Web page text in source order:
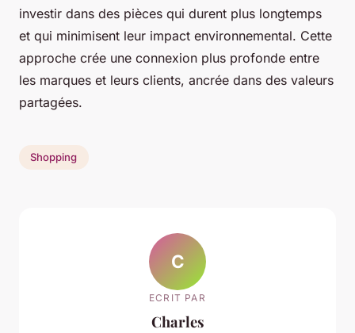
investir dans des pièces qui durent plus longtemps
et qui minimisent leur impact environnemental. Cette
approche crée une connexion plus profonde entre
les marques et leurs clients, ancrée dans des valeurs
partagées.
Shopping
C
ECRIT PAR
Charles